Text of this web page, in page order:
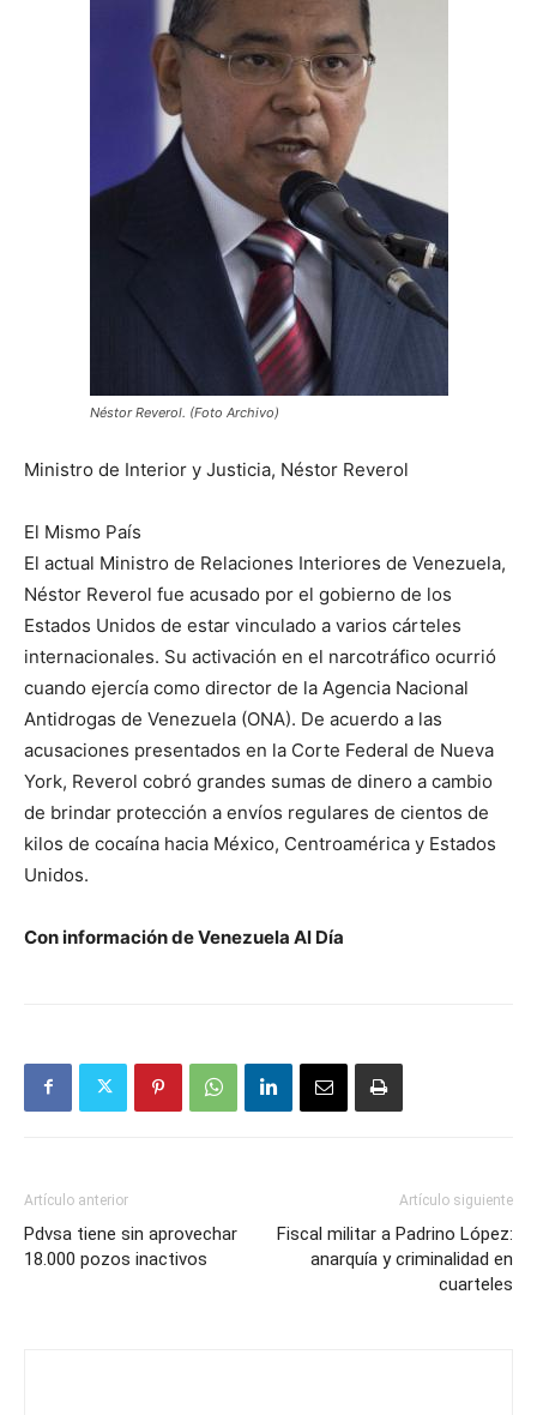
Néstor Reverol. (Foto Archivo)
Ministro de Interior y Justicia, Néstor Reverol
El Mismo País
El actual Ministro de Relaciones Interiores de Venezuela,
Néstor Reverol fue acusado por el gobierno de los
Estados Unidos de estar vinculado a varios cárteles
internacionales. Su activación en el narcotráfico ocurrió
cuando ejercía como director de la Agencia Nacional
Antidrogas de Venezuela (ONA). De acuerdo a las
acusaciones presentados en la Corte Federal de Nueva
York, Reverol cobró grandes sumas de dinero a cambio
de brindar protección a envíos regulares de cientos de
kilos de cocaína hacia México, Centroamérica y Estados
Unidos.
Con información de Venezuela Al Día
Artículo anterior
Pdvsa tiene sin aprovechar
18.000 pozos inactivos
Artículo siguiente
Fiscal militar a Padrino López:
anarquía y criminalidad en
cuarteles